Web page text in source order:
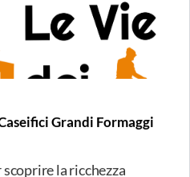
al processo di
casearie e producono
della “biodiversità
locale, dell’impegno,
e dell’esperienza di
La Delegazione di
della quindicesima